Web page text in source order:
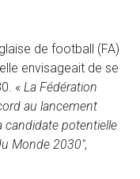
de football (FA)
envisageait de se
« La Fédération
au lancement
candidate potentielle
Monde 2030″,